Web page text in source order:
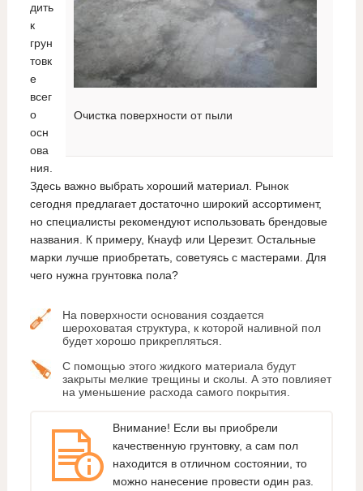
Очистка поверхности от пыли
дить
к
грун
товк
е
всег
о
осн
ова
ния.
Здесь важно выбрать хороший материал. Рынок
сегодня предлагает достаточно широкий ассортимент,
но специалисты рекомендуют использовать брендовые
названия. К примеру, Кнауф или Церезит. Остальные
марки лучше приобретать, советуясь с мастерами. Для
чего нужна грунтовка пола?
На поверхности основания создается
шероховатая структура, к которой наливной пол
будет хорошо прикрепляться.
С помощью этого жидкого материала будут
закрыты мелкие трещины и сколы. А это повлияет
на уменьшение расхода самого покрытия.
Внимание! Если вы приобрели
качественную грунтовку, а сам пол
находится в отличном состоянии, то
можно нанесение провести один раз.